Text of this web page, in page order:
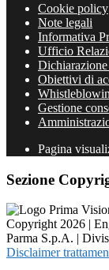
Cookie policy
Note legali
Informativa
Ufficio
Obiettivi di
Gestione
Pagina
Sezione
Copyright 2026 |
Parma S.p.A. |
Disclaimer